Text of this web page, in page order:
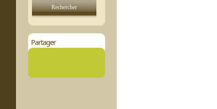
Partager